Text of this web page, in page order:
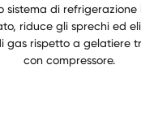
sistema di refrigerazione
riduce gli sprechi ed
gas rispetto a gelatiere
con compressore.